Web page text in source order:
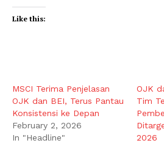
Like this:
MSCI Terima Penjelasan
OJK dan BEI, Terus Pantau
Konsistensi ke Depan
February 2, 2026
In "Headline"
OJK
Tim
2026